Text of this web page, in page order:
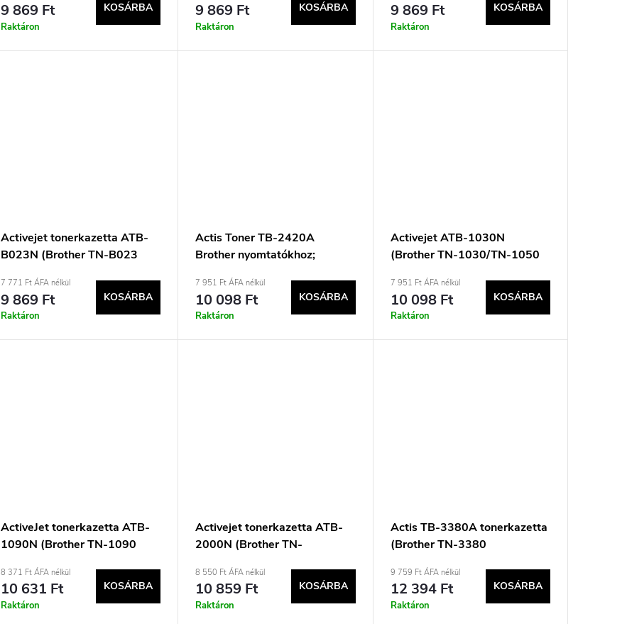
9 869 Ft
Raktáron
KOSÁRBA 9 869 Ft
Raktáron
KOSÁRBA 9 869 Ft
Raktáron
KOSÁRBA
Activejet tonerkazetta ATB-
B023N (Brother TN-B023
oldal; fekete)
7 771 Ft ÁFA nélkül
9 869 Ft
Raktáron
KOSÁRBA
Actis Toner TB-2420A
Brother nyomtatókhoz;
toner; Supreme; 3000 oldal;
fekete)
7 951 Ft ÁFA nélkül
10 098 Ft
Raktáron
KOSÁRBA
Activejet ATB-1030N
(Brother TN-1030/TN-1050
oldal; fekete)
7 951 Ft ÁFA nélkül
10 098 Ft
Raktáron
KOSÁRBA
ActiveJet tonerkazetta ATB-
1090N (Brother TN-1090
oldal; fekete)
8 371 Ft ÁFA nélkül
10 631 Ft
Raktáron
KOSÁRBA
Activejet tonerkazetta ATB-
2000N (Brother TN-
Supreme; 2500 oldal; fekete)
8 550 Ft ÁFA nélkül
10 859 Ft
Raktáron
KOSÁRBA
Actis TB-3380A tonerkazetta
(Brother TN-3380
oldal; Fekete)
9 759 Ft ÁFA nélkül
12 394 Ft
Raktáron
KOSÁRBA